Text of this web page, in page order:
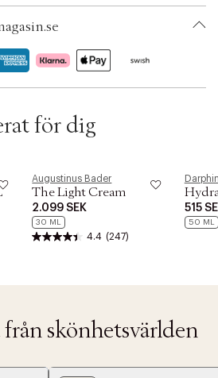
för dig
Augustinus Bader
The Light Cream
2.099 SEK
30 ML
4.4 (247)
515
50 ML
skönhetsvärlden